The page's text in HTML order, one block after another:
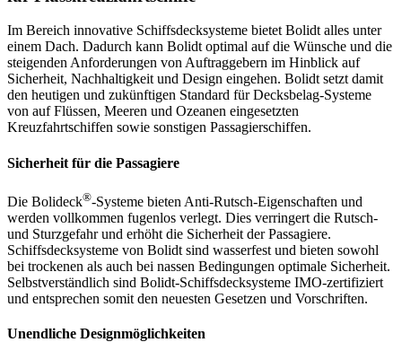
Im Bereich innovative Schiffsdecksysteme bietet Bolidt alles unter
einem Dach. Dadurch kann Bolidt optimal auf die Wünsche und die
steigenden Anforderungen von Auftraggebern im Hinblick auf
Sicherheit, Nachhaltigkeit und Design eingehen. Bolidt setzt damit
den heutigen und zukünftigen Standard für Decksbelag-Systeme
von auf Flüssen, Meeren und Ozeanen eingesetzten
Kreuzfahrtschiffen sowie sonstigen Passagierschiffen.
Sicherheit für die Passagiere
Die Bolideck®-Systeme bieten Anti-Rutsch-Eigenschaften und
werden vollkommen fugenlos verlegt. Dies verringert die Rutsch-
und Sturzgefahr und erhöht die Sicherheit der Passagiere.
Schiffsdecksysteme von Bolidt sind wasserfest und bieten sowohl
bei trockenen als auch bei nassen Bedingungen optimale Sicherheit.
Selbstverständlich sind Bolidt-Schiffsdecksysteme IMO-zertifiziert
und entsprechen somit den neuesten Gesetzen und Vorschriften.
Unendliche Designmöglichkeiten